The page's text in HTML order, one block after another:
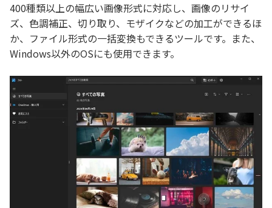
400種類以上の幅広い画像形式に対応し、画像のリサイ
ズ、色調補正、切り取り、モザイクなどの加工ができるほ
か、ファイル形式の一括変換もできるツールです。また、
Windows以外のOSにも使用できます。